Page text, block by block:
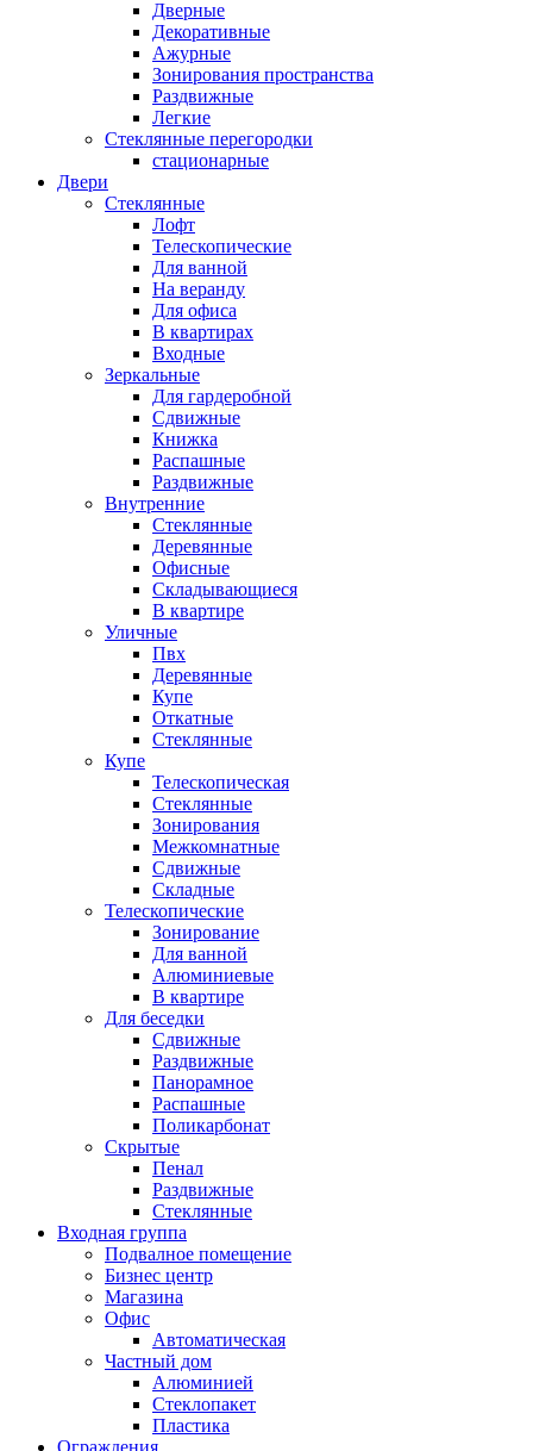
Дверные
Декоративные
Ажурные
Зонирования пространства
Раздвижные
Легкие
Стеклянные перегородки
стационарные
Двери
Стеклянные
Лофт
Телескопические
Для ванной
На веранду
Для офиса
В квартирах
Входные
Зеркальные
Для гардеробной
Сдвижные
Книжка
Распашные
Раздвижные
Внутренние
Стеклянные
Деревянные
Офисные
Складывающиеся
В квартире
Уличные
Пвх
Деревянные
Купе
Откатные
Стеклянные
Купе
Телескопическая
Стеклянные
Зонирования
Межкомнатные
Сдвижные
Складные
Телескопические
Зонирование
Для ванной
Алюминиевые
В квартире
Для беседки
Сдвижные
Раздвижные
Панорамное
Распашные
Поликарбонат
Скрытые
Пенал
Раздвижные
Стеклянные
Входная группа
Подвалное помещение
Бизнес центр
Магазина
Офис
Автоматическая
Частный дом
Алюминией
Стеклопакет
Пластика
Ограждения